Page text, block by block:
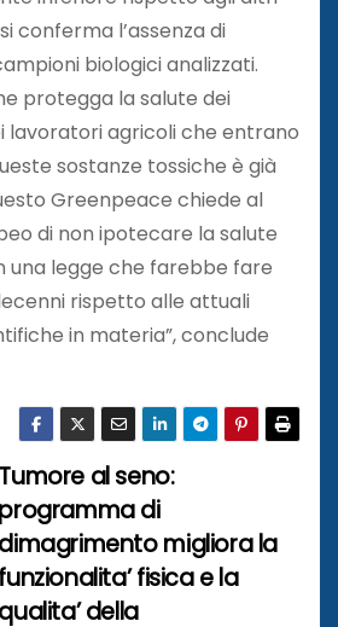
conferma l’assenza di
biologici analizzati.
protegga la salute dei
lavoratori agricoli che entrano
sostanze tossiche è già
Greenpeace chiede al
di non ipotecare la salute
una legge che farebbe fare
rispetto alle attuali
in materia”, conclude
Tumore al seno:
programma di
dimagrimento migliora la
funzionalita’ fisica e la
qualita’ della